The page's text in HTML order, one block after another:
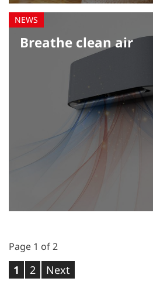
Breathe clean air
Page 1 of 2
1 2 Next